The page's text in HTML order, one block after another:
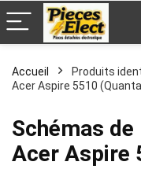
Accueil
Produits
Acer Aspire 5510
Schémas
Acer Aspire